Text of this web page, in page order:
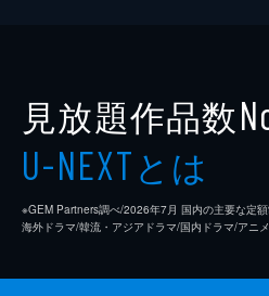
見放題作品数
U-NEXTとは
※GEM Partners調べ/2026年7⽉ 国内の主要な定
海外ドラマ/韓流・アジアドラマ/国内ドラマ/アニ